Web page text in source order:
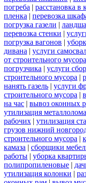
погреба | расстановка в
пленка | перевозка
погрузка газели |
перевозка стенки |
погрузка вагонов |
дивана | услуги
от строительного мусора
погрузчика | услуги
строительного мусора |
нанять газель | услуги
строительного мусора |
на час | вывоз оконных
утилизация металлолома
рабочих | утилизация
грузов нижний
строительного мусора |
камаза | сборщики
работы | уборка
полипропиленовые |
утилизация колонки |